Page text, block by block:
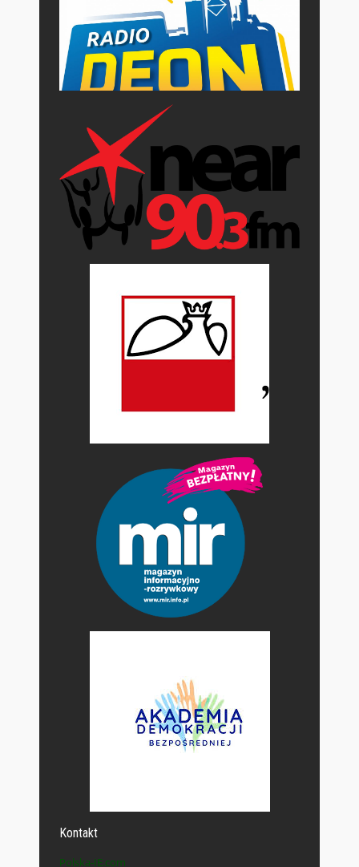
Kontakt
Polska-IE.com